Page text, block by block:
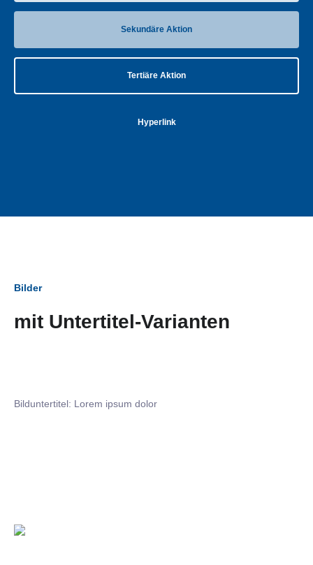
Sekundäre Aktion
Tertiäre Aktion
Hyperlink
Bilder
mit Untertitel-Varianten
Bilduntertitel: Lorem ipsum dolor